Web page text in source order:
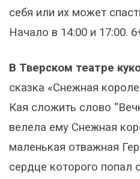
себя или их может
Начало в 14:00 и 17:00.
В Тверском театре
сказка «Снежная
Кая сложить слово
велела ему Снежная
маленькая отважная
сердце которого попал